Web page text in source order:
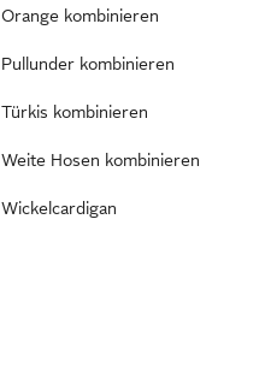
Orange kombinieren
Pullunder kombinieren
Türkis kombinieren
Weite Hosen kombinieren
Wickelcardigan